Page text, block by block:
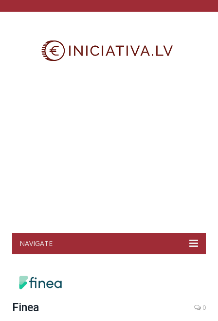
NAVIGATE
Finea 0